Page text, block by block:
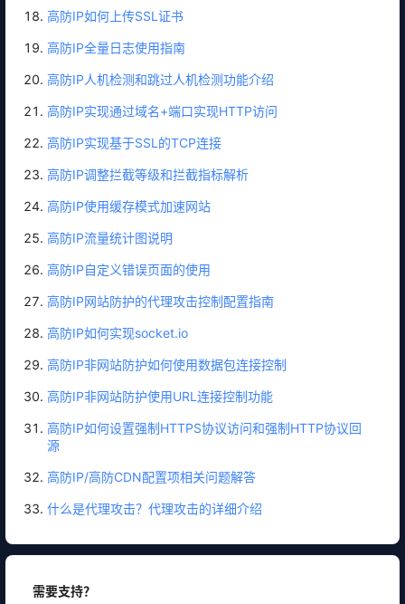
高防IP如何上传SSL证书
高防IP全量日志使用指南
高防IP人机检测和跳过人机检测功能介绍
高防IP实现通过域名+端口实现HTTP访问
高防IP实现基于SSL的TCP连接
高防IP调整拦截等级和拦截指标解析
高防IP使用缓存模式加速网站
高防IP流量统计图说明
高防IP自定义错误页面的使用
高防IP网站防护的代理攻击控制配置指南
高防IP如何实现socket.io
高防IP非网站防护如何使用数据包连接控制
高防IP非网站防护使用URL连接控制功能
高防IP如何设置强制HTTPS协议访问和强制HTTP协议回
源
高防IP/高防CDN配置项相关问题解答
什么是代理攻击？代理攻击的详细介绍
需要支持？